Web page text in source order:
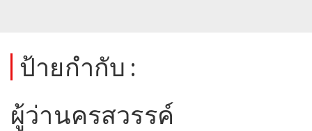
ป้ายกำกับ :
ผู้ว่านครสวรรค์